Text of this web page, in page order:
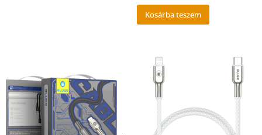
Kosárba teszem